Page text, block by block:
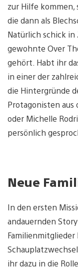
zur Hilfe
die dann als
Natürlich schick
gewohnte Over
gehört. Habt ihr
in einer der
die Hintergründe
Protagonisten aus
oder Michelle
persönlich
Neue
In den ersten
andauernden
ihr dazu in die